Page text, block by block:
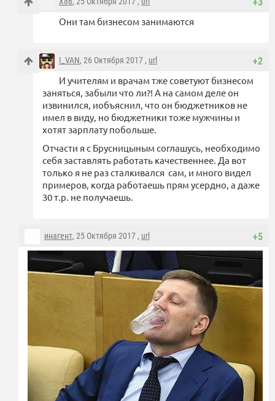
Они там бизнесом занимаются
+2
I_VAN, 26 Октября 2017 , url
И учителям и врачам тже советуют бизнесом
заняться, забыли что ли?! А на самом деле он
извинился, иобъяснил, что он бюджетников не
имел в виду, но бюджетники тоже мужчины и
хотят зарплату побольше.
Отчасти я с Брусницыным соглашусь, необходимо
себя заставлять работать качественнее. Да вот
только я не раз сталкивался сам, и много видел
примеров, когда работаешь прям усердно, а даже
30 т.р. не получаешь.
+5
инагент, 25 Октября 2017 , url